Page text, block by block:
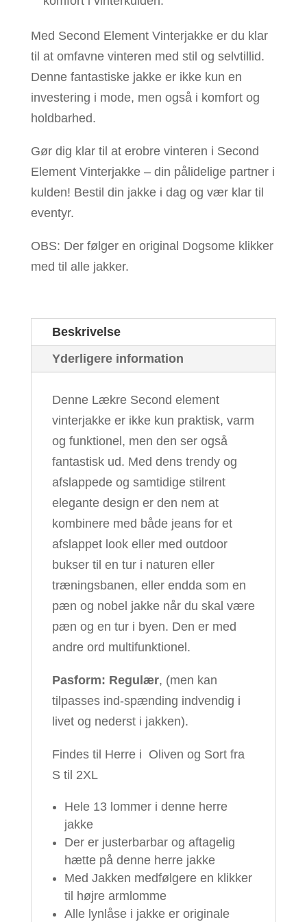
Med Second Element Vinterjakke er du klar
til at omfavne vinteren med stil og selvtillid.
Denne fantastiske jakke er ikke kun en
investering i mode, men også i komfort og
holdbarhed.
Gør dig klar til at erobre vinteren i Second
Element Vinterjakke – din pålidelige partner i
kulden! Bestil din jakke i dag og vær klar til
eventyr.
OBS: Der følger en original Dogsome klikker
med til alle jakker.
Beskrivelse
Yderligere information
Denne Lækre Second element
vinterjakke er ikke kun praktisk, varm
og funktionel, men den ser også
fantastisk ud. Med dens trendy og
afslappede og samtidige stilrent
elegante design er den nem at
kombinere med både jeans for et
afslappet look eller med outdoor
bukser til en tur i naturen eller
træningsbanen, eller endda som en
pæn og nobel jakke når du skal være
pæn og en tur i byen. Den er med
andre ord multifunktionel.
Pasform: Regulær, (men kan
tilpasses ind-spænding indvendig i
livet og nederst i jakken).
Findes til Herre i Oliven og Sort fra
S til 2XL
Hele 13 lommer i denne herre
jakke
Der er justerbarbar og aftagelig
hætte på denne herre jakke
Med Jakken medfølgere en klikker
til højre armlomme
Alle lynlåse i jakke er originale